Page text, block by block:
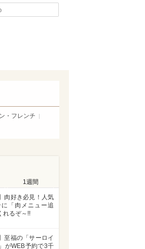
・フレンチ
1週間
肉好き必見！人気
「肉メニュー追
れるぞ～!!
至福の「サーロイ
がWEB予約で3千